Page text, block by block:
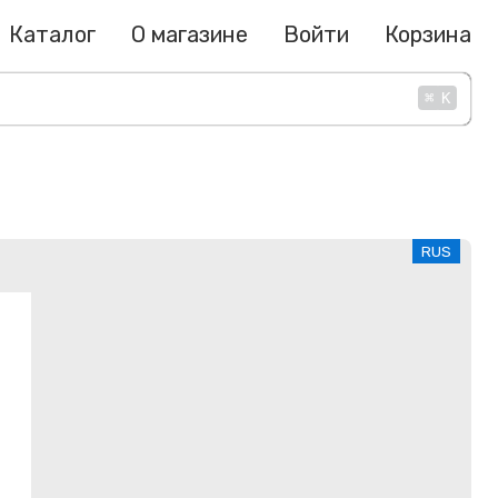
Каталог О магазине Войти Корзина
⌘ K
RUS